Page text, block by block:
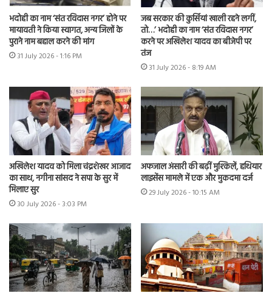
भदोही का नाम ‘संत रविदास नगर’ होने पर
मायावती ने किया स्वागत, अन्य जिलों के
पुराने नाम बहाल करने की मांग
31 July 2026 - 1:16 PM
जब सरकार की कुर्सियां खाली रहने लगीं,
तो…’ भदोही का नाम ‘संत रविदास नगर’
करने पर अखिलेश यादव का बीजेपी पर
तंज
31 July 2026 - 8:19 AM
अखिलेश यादव को मिला चंद्रशेखर आजाद
का साथ, नगीना सांसद ने सपा के सुर में
मिलाए सुर
30 July 2026 - 3:03 PM
अफजाल अंसारी की बढ़ीं मुश्किलें, हथियार
लाइसेंस मामले में एक और मुकदमा दर्ज
29 July 2026 - 10:15 AM